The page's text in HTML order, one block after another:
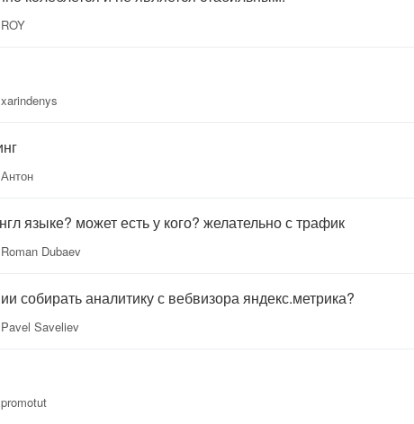
ROY
xarindenys
Антон
языке? может есть у кого? желательно с трафик
Roman Dubaev
собирать аналитику с вебвизора яндекс.метрика?
Pavel Saveliev
promotut